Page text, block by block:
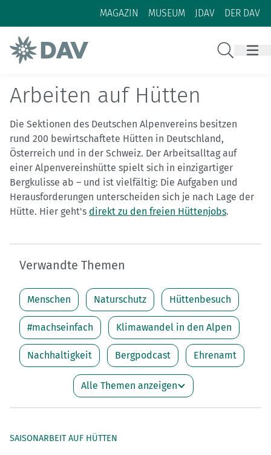
Zum Inhalt
Zur Footer-Navigation
MAGAZIN MUSEUM JDAV DER DAV
Arbeiten auf Hütten
Die Sektionen des Deutschen Alpenvereins besitzen
rund 200 bewirtschaftete Hütten in Deutschland,
Österreich und in der Schweiz. Der Arbeitsalltag auf
einer Alpenvereinshütte spielt sich in einzigartiger
Bergkulisse ab – und ist vielfältig: Die Aufgaben und
Herausforderungen unterscheiden sich je nach Lage der
Hütte. Hier geht's direkt zu den freien Hüttenjobs.
Verwandte Themen
Menschen Naturschutz Hüttenbesuch
#machseinfach Klimawandel in den Alpen
Nachhaltigkeit Bergpodcast Ehrenamt
Alle Themen anzeigen
SAISONARBEIT AUF HÜTTEN